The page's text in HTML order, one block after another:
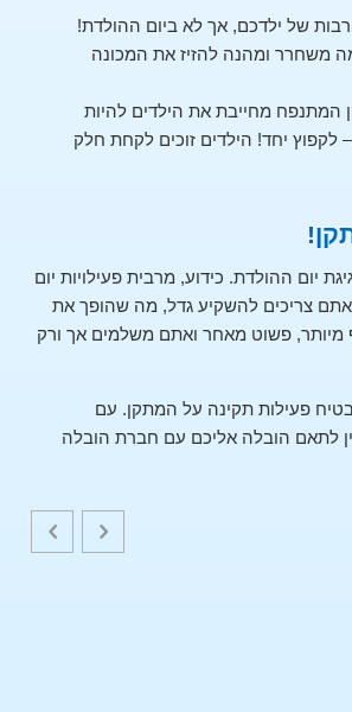
של ילדכם, אך לא ביום ההולדת!
משחרר ומהנה להזיז את המכונה
המתנפח מחייבת את הילדים להיות
יחד! הילדים זוכים לקחת חלק
ההולדת. כידוע, מרבית פעילויות יום
צריכים להשקיע גדל, מה שהופך את
פשוט מאחר ואתם משלמים אך ורק
פעילות תקינה על המתקן. עם
לתאם הובלה אליכם עם חברת הובלה